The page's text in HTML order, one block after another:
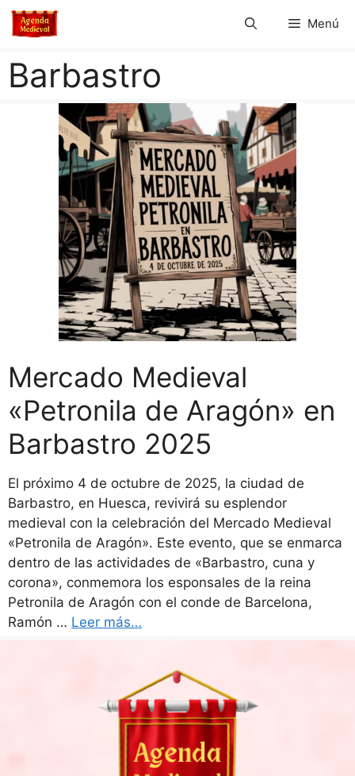
Saltar
Menú
Barbastro
Mercado Medieval
«Petronila de Aragón» en
Barbastro 2025
El próximo 4 de octubre de 2025, la ciudad de
Barbastro, en Huesca, revivirá su esplendor
medieval con la celebración del Mercado Medieval
«Petronila de Aragón». Este evento, que se enmarca
dentro de las actividades de «Barbastro, cuna y
corona», conmemora los esponsales de la reina
Petronila de Aragón con el conde de Barcelona,
Ramón … Leer más…